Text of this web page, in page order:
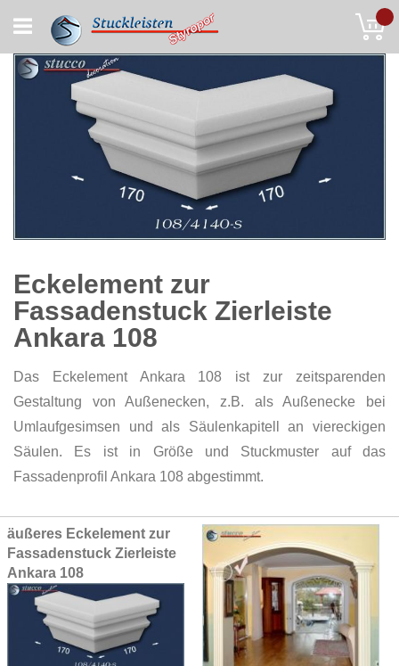
to
Content
Eckelement zur
Fassadenstuck Zierleiste
Ankara 108
Das Eckelement Ankara 108 ist zur zeitsparenden
Gestaltung von Außenecken, z.B. als Außenecke bei
Umlaufgesimsen und als Säulenkapitell an viereckigen
Säulen. Es ist in Größe und Stuckmuster auf das
Fassadenprofil Ankara 108 abgestimmt.
Grouped
product
items
äußeres Eckelement zur
Fassadenstuck Zierleiste
Ankara 108